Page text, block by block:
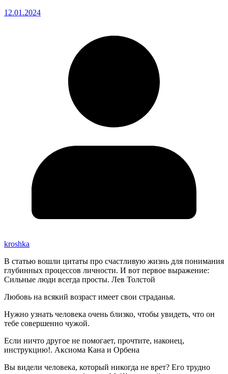
12.01.2024
kroshka
В статью вошли цитаты про счастливую жизнь для понимания
глубинных процессов личности. И вот первое выражение:
Сильные люди всегда просты. Лев Толстой
Любовь на всякий возраст имеет свои страданья.
Нужно узнать человека очень близко, чтобы увидеть, что он
тебе совершенно чужой.
Если ничто другое не помогает, прочтите, наконец,
инструкцию!. Аксиома Кана и Орбена
Вы видели человека, который никогда не врет? Его трудно